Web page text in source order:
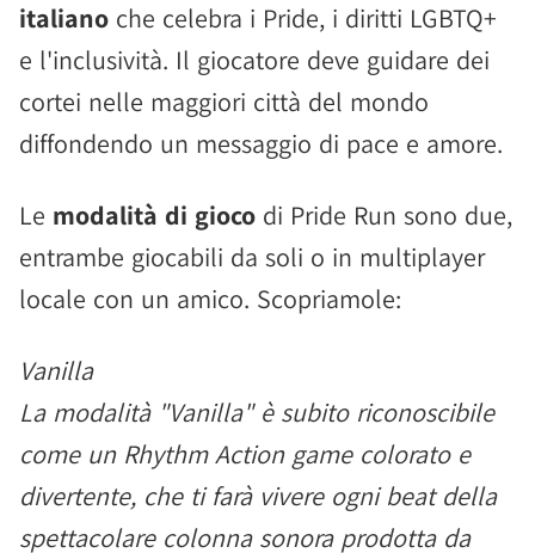
italiano che celebra i Pride, i diritti LGBTQ+
e l'inclusività. Il giocatore deve guidare dei
cortei nelle maggiori città del mondo
diffondendo un messaggio di pace e amore.
Le modalità di gioco di Pride Run sono due,
entrambe giocabili da soli o in multiplayer
locale con un amico. Scopriamole:
Vanilla
La modalità "Vanilla" è subito riconoscibile
come un Rhythm Action game colorato e
divertente, che ti farà vivere ogni beat della
spettacolare colonna sonora prodotta da